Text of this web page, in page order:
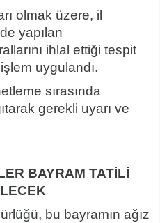
olmak üzere, il
yapılan
ihlal ettiği tespit
uygulandı.
sırasında
gerekli uyarı ve
BAYRAM TATİLİ
bu bayramın ağız